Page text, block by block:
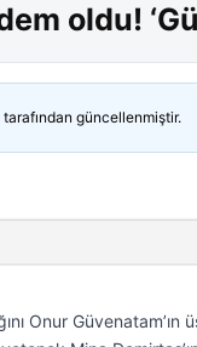
oldu!
tarafından güncellenmiştir.
Onur